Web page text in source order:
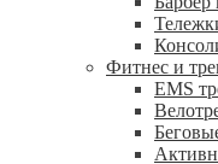
Фитнес и
EMS